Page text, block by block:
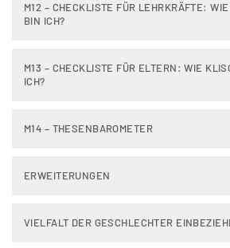
M12 – CHECKLISTE FÜR LEHRKRÄFTE:
BIN ICH?
M13 – CHECKLISTE FÜR ELTERN: WIE
ICH?
M14 – THESENBAROMETER
ERWEITERUNGEN
VIELFALT DER GESCHLECHTER